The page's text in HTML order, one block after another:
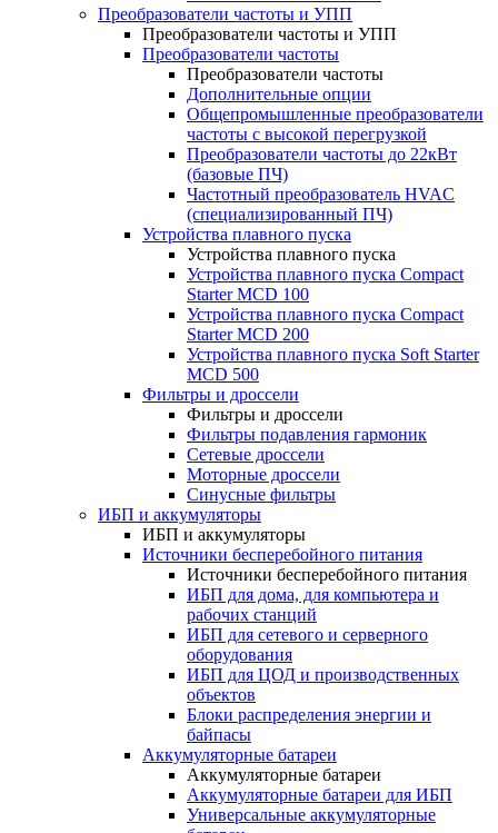
Преобразователи частоты и УПП
Преобразователи частоты и УПП
Преобразователи частоты
Преобразователи частоты
Дополнительные опции
Общепромышленные преобразователи
частоты с высокой перегрузкой
Преобразователи частоты до 22кВт
(базовые ПЧ)
Частотный преобразователь HVAC
(специализированный ПЧ)
Устройства плавного пуска
Устройства плавного пуска
Устройства плавного пуска Compact
Starter MCD 100
Устройства плавного пуска Compact
Starter MCD 200
Устройства плавного пуска Soft Starter
MCD 500
Фильтры и дроссели
Фильтры и дроссели
Фильтры подавления гармоник
Сетевые дроссели
Моторные дроссели
Синусные фильтры
ИБП и аккумуляторы
ИБП и аккумуляторы
Источники бесперебойного питания
Источники бесперебойного питания
ИБП для дома, для компьютера и
рабочих станций
ИБП для сетевого и серверного
оборудования
ИБП для ЦОД и производственных
объектов
Блоки распределения энергии и
байпасы
Аккумуляторные батареи
Аккумуляторные батареи
Аккумуляторные батареи для ИБП
Универсальные аккумуляторные